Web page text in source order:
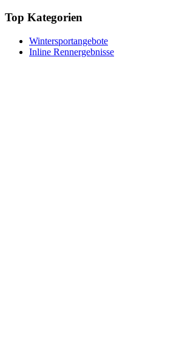
Top Kategorien
Wintersportangebote
Inline Rennergebnisse